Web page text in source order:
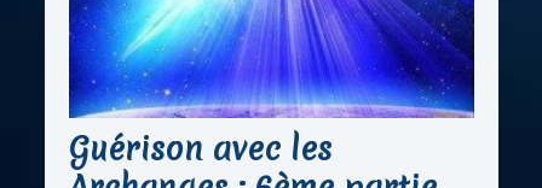
Guérison avec les